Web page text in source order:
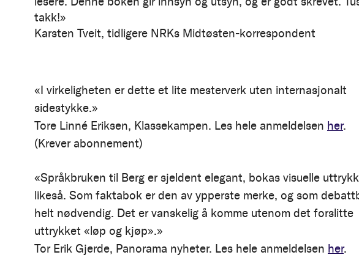
«I virkeligheten er dette et lite mesterverk uten internasjonalt
sidestykke.»
Tore Linné Eriksen, Klassekampen. Les hele anmeldelsen her.
(Krever abonnement)
«Språkbruken til Berg er sjeldent elegant, bokas visuelle uttrykk
likeså. Som faktabok er den av ypperste merke, og som
helt nødvendig. Det er vanskelig å komme utenom det forslitte
uttrykket «løp og kjøp».»
Tor Erik Gjerde, Panorama nyheter. Les hele anmeldelsen her.
takk!»
Karsten Tveit, tidligere NRKs Midtøsten-korrespondent